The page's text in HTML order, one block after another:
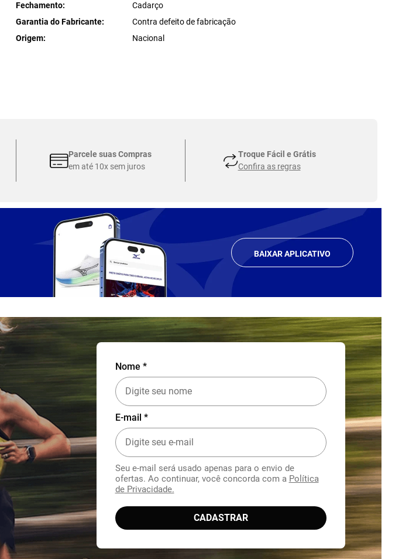
Fechamento
Cadarço
Garantia do Fabricante
Contra defeito de fabricação
Origem
Nacional
Parcele suas Compras
em até 10x sem juros
Troque Fácil e Grátis
Confira as regras
BAIXAR APLICATIVO
Nome *
E-mail *
Seu e-mail será usado apenas para o envio de
ofertas. Ao continuar, você concorda com a Política
de Privacidade.
CADASTRAR